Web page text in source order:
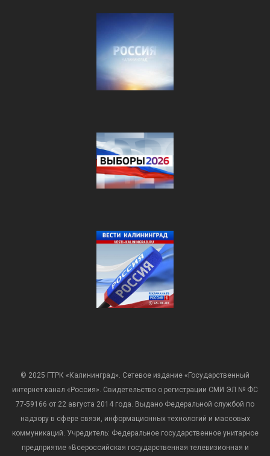
© 2025 ГТРК «Калининград». Сетевое издание «Государственный
интернет-канал «Россия». Свидетельство о регистрации СМИ ЭЛ № ФС
77-59166 от 22 августа 2014 года. Выдано Федеральной службой по
надзору в сфере связи, информационных технологий и массовых
коммуникаций. Учредитель: Федеральное государственное унитарное
предприятие «Всероссийская государственная телевизионная и